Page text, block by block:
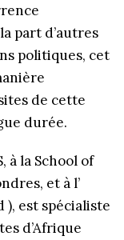
part d’autres
politiques, cet
de cette
durée.
à la School of
et à l’
), est spécialiste
d’Afrique